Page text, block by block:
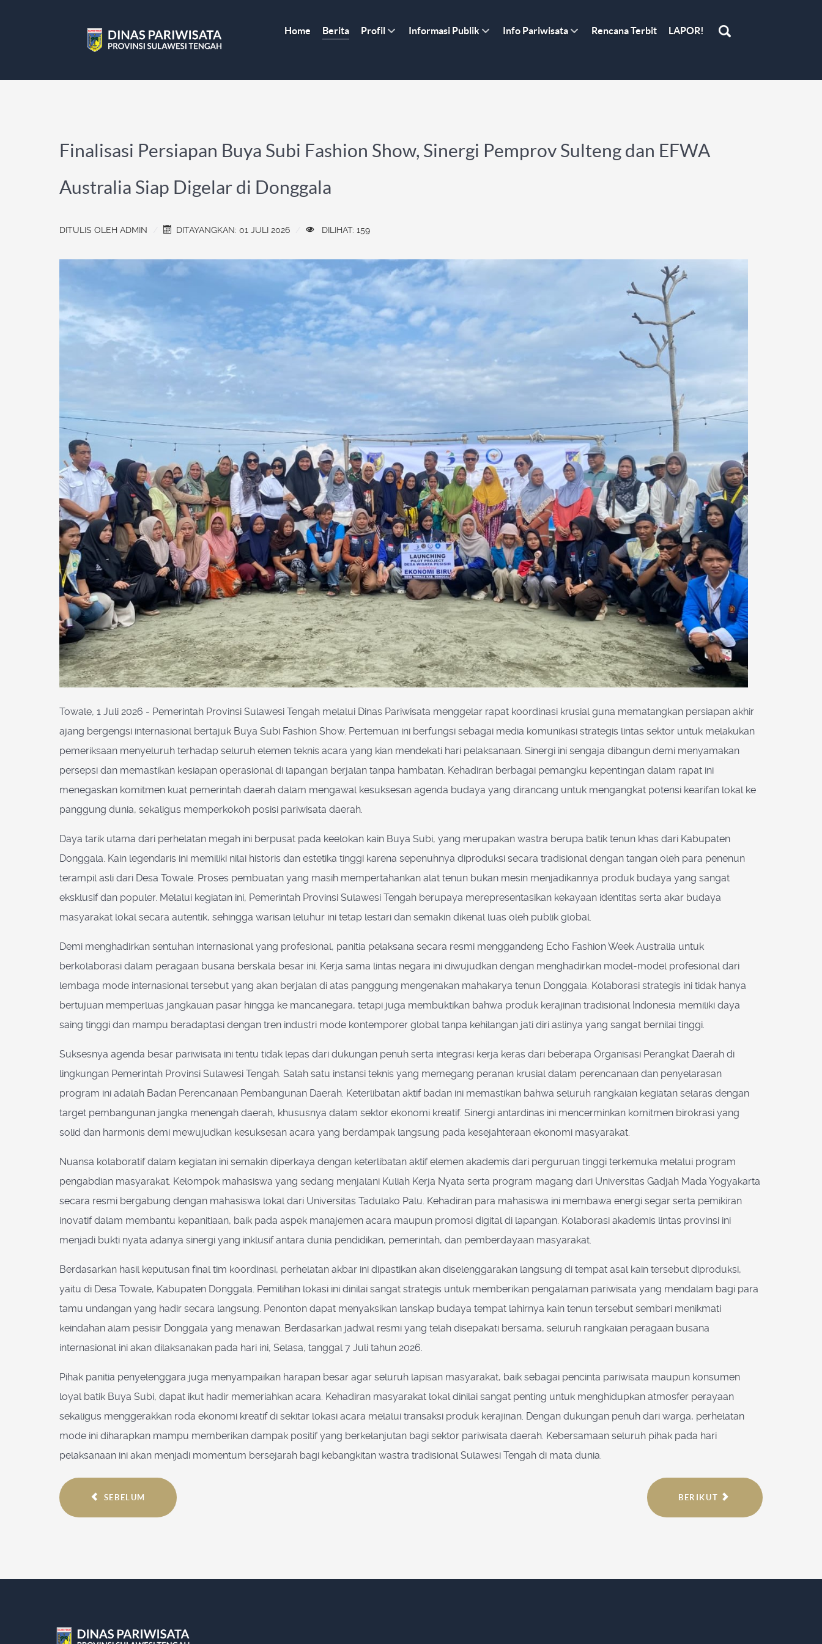
Home Berita Profil Informasi Publik Info Pariwisata Rencana Terbit LAPOR!
Finalisasi Persiapan Buya Subi Fashion Show, Sinergi Pemprov Sulteng dan EFWA
Australia Siap Digelar di Donggala
DITULIS OLEH ADMIN DITAYANGKAN: 01 JULI 2026 DILIHAT: 159
Towale, 1 Juli 2026 - Pemerintah Provinsi Sulawesi Tengah melalui Dinas Pariwisata menggelar rapat koordinasi krusial guna mematangkan persiapan akhir
ajang bergengsi internasional bertajuk Buya Subi Fashion Show. Pertemuan ini berfungsi sebagai media komunikasi strategis lintas sektor untuk melakukan
pemeriksaan menyeluruh terhadap seluruh elemen teknis acara yang kian mendekati hari pelaksanaan. Sinergi ini sengaja dibangun demi menyamakan
persepsi dan memastikan kesiapan operasional di lapangan berjalan tanpa hambatan. Kehadiran berbagai pemangku kepentingan dalam rapat ini
menegaskan komitmen kuat pemerintah daerah dalam mengawal kesuksesan agenda budaya yang dirancang untuk mengangkat potensi kearifan lokal ke
panggung dunia, sekaligus memperkokoh posisi pariwisata daerah.
Daya tarik utama dari perhelatan megah ini berpusat pada keelokan kain Buya Subi, yang merupakan wastra berupa batik tenun khas dari Kabupaten
Donggala. Kain legendaris ini memiliki nilai historis dan estetika tinggi karena sepenuhnya diproduksi secara tradisional dengan tangan oleh para penenun
terampil asli dari Desa Towale. Proses pembuatan yang masih mempertahankan alat tenun bukan mesin menjadikannya produk budaya yang sangat
eksklusif dan populer. Melalui kegiatan ini, Pemerintah Provinsi Sulawesi Tengah berupaya merepresentasikan kekayaan identitas serta akar budaya
masyarakat lokal secara autentik, sehingga warisan leluhur ini tetap lestari dan semakin dikenal luas oleh publik global.
Demi menghadirkan sentuhan internasional yang profesional, panitia pelaksana secara resmi menggandeng Echo Fashion Week Australia untuk
berkolaborasi dalam peragaan busana berskala besar ini. Kerja sama lintas negara ini diwujudkan dengan menghadirkan model-model profesional dari
lembaga mode internasional tersebut yang akan berjalan di atas panggung mengenakan mahakarya tenun Donggala. Kolaborasi strategis ini tidak hanya
bertujuan memperluas jangkauan pasar hingga ke mancanegara, tetapi juga membuktikan bahwa produk kerajinan tradisional Indonesia memiliki daya
saing tinggi dan mampu beradaptasi dengan tren industri mode kontemporer global tanpa kehilangan jati diri aslinya yang sangat bernilai tinggi.
Suksesnya agenda besar pariwisata ini tentu tidak lepas dari dukungan penuh serta integrasi kerja keras dari beberapa Organisasi Perangkat Daerah di
lingkungan Pemerintah Provinsi Sulawesi Tengah. Salah satu instansi teknis yang memegang peranan krusial dalam perencanaan dan penyelarasan
program ini adalah Badan Perencanaan Pembangunan Daerah. Keterlibatan aktif badan ini memastikan bahwa seluruh rangkaian kegiatan selaras dengan
target pembangunan jangka menengah daerah, khususnya dalam sektor ekonomi kreatif. Sinergi antardinas ini mencerminkan komitmen birokrasi yang
solid dan harmonis demi mewujudkan kesuksesan acara yang berdampak langsung pada kesejahteraan ekonomi masyarakat.
Nuansa kolaboratif dalam kegiatan ini semakin diperkaya dengan keterlibatan aktif elemen akademis dari perguruan tinggi terkemuka melalui program
pengabdian masyarakat. Kelompok mahasiswa yang sedang menjalani Kuliah Kerja Nyata serta program magang dari Universitas Gadjah Mada Yogyakarta
secara resmi bergabung dengan mahasiswa lokal dari Universitas Tadulako Palu. Kehadiran para mahasiswa ini membawa energi segar serta pemikiran
inovatif dalam membantu kepanitiaan, baik pada aspek manajemen acara maupun promosi digital di lapangan. Kolaborasi akademis lintas provinsi ini
menjadi bukti nyata adanya sinergi yang inklusif antara dunia pendidikan, pemerintah, dan pemberdayaan masyarakat.
Berdasarkan hasil keputusan final tim koordinasi, perhelatan akbar ini dipastikan akan diselenggarakan langsung di tempat asal kain tersebut diproduksi,
yaitu di Desa Towale, Kabupaten Donggala. Pemilihan lokasi ini dinilai sangat strategis untuk memberikan pengalaman pariwisata yang mendalam bagi para
tamu undangan yang hadir secara langsung. Penonton dapat menyaksikan lanskap budaya tempat lahirnya kain tenun tersebut sembari menikmati
keindahan alam pesisir Donggala yang menawan. Berdasarkan jadwal resmi yang telah disepakati bersama, seluruh rangkaian peragaan busana
internasional ini akan dilaksanakan pada hari ini, Selasa, tanggal 7 Juli tahun 2026.
Pihak panitia penyelenggara juga menyampaikan harapan besar agar seluruh lapisan masyarakat, baik sebagai pencinta pariwisata maupun konsumen
loyal batik Buya Subi, dapat ikut hadir memeriahkan acara. Kehadiran masyarakat lokal dinilai sangat penting untuk menghidupkan atmosfer perayaan
sekaligus menggerakkan roda ekonomi kreatif di sekitar lokasi acara melalui transaksi produk kerajinan. Dengan dukungan penuh dari warga, perhelatan
mode ini diharapkan mampu memberikan dampak positif yang berkelanjutan bagi sektor pariwisata daerah. Kebersamaan seluruh pihak pada hari
pelaksanaan ini akan menjadi momentum bersejarah bagi kebangkitan wastra tradisional Sulawesi Tengah di mata dunia.
SEBELUM BERIKUT